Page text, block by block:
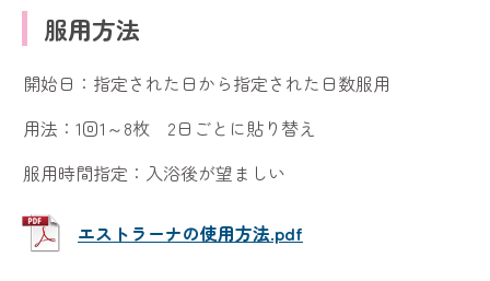
服用方法
開始日：指定された日から指定された日数服用
用法：1回1～8枚 2日ごとに貼り替え
服用時間指定：入浴後が望ましい
エストラーナの使用方法.pdf